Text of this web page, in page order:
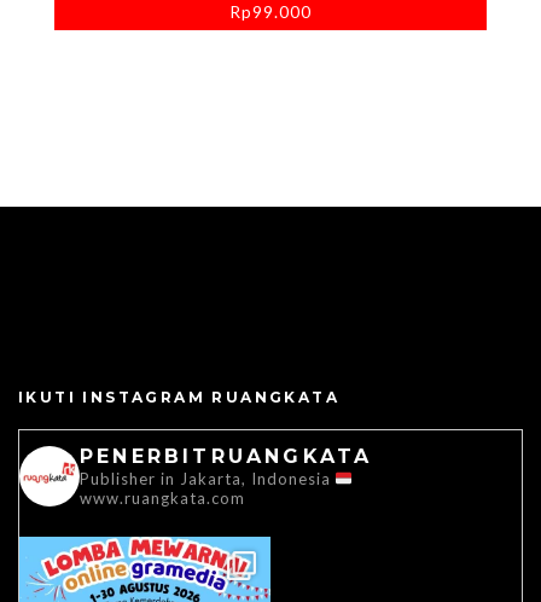
Rp99.000
IKUTI INSTAGRAM RUANGKATA
PENERBITRUANGKATA
Publisher in Jakarta, Indonesia
www.ruangkata.com